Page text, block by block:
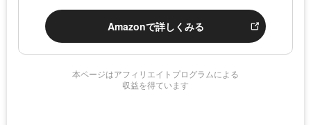
Amazonで詳しくみる
本ページはアフィリエイトプログラムによる
収益を得ています